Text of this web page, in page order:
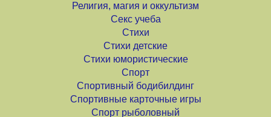
Религия, магия и оккультизм
Секс учеба
Стихи
Стихи детские
Стихи юмористические
Спорт
Спортивный бодибилдинг
Спортивные карточные игры
Спорт рыболовный